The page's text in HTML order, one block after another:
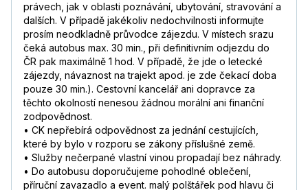
právech, jak v oblasti poznávání, ubytování, stravování a
dalších. V případě jakékoliv nedochvilnosti informujte
prosím neodkladně průvodce zájezdu. V místech srazu
čeká autobus max. 30 min., při definitivním odjezdu do
ČR pak maximálně 1 hod. V případě, že jde o letecké
zájezdy, návaznost na trajekt apod. je zde čekací doba
pouze 30 min.). Cestovní kancelář ani dopravce za
těchto okolností nenesou žádnou morální ani finanční
zodpovědnost.
• CK nepřebírá odpovědnost za jednání cestujících,
které by bylo v rozporu se zákony příslušné země.
• Služby nečerpané vlastní vinou propadají bez náhrady.
• Do autobusu doporučujeme pohodlné oblečení,
příruční zavazadlo a event. malý polštářek pod hlavu či